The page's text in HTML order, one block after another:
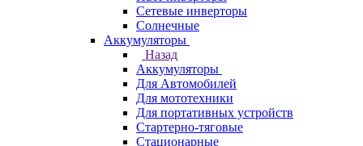
Сетевые инверторы
Солнечные
Аккумуляторы
Назад
Аккумуляторы
Для Автомобилей
Для мототехники
Для портативных устройств
Стартерно-тяговые
Стационарные